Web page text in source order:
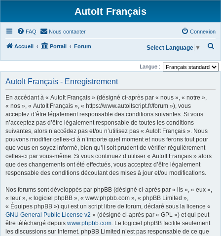
AutoIt Français
FAQ Nous contacter Connexion
Accueil Portail Forum
c
Select Language ▼
Langue :
AutoIt Français - Enregistrement
En accédant à « AutoIt Français » (désigné ci-après par « nous », « notre »,
« nos », « AutoIt Français », « https://www.autoitscript.fr/forum »), vous
acceptez d’être légalement responsable des conditions suivantes. Si vous
n’acceptez pas d’être légalement responsable de toutes les conditions
suivantes, alors n’accédez pas et/ou n’utilisez pas « AutoIt Français ». Nous
pouvons modifier celles-ci à n’importe quel moment et nous ferons tout pour
que vous en soyez informé, bien qu’il soit prudent de vérifier régulièrement
celles-ci par vous-même. Si vous continuez d’utiliser « AutoIt Français » alors
que des changements ont été effectués, vous acceptez d’être légalement
responsable des conditions découlant des mises à jour et/ou modifications.
Nos forums sont développés par phpBB (désigné ci-après par « ils », « eux »,
« leur », « logiciel phpBB », « www.phpbb.com », « phpBB Limited »,
« Équipes phpBB ») qui est un script libre de forum, déclaré sous la licence «
GNU General Public License v2 » (désigné ci-après par « GPL ») et qui peut
être téléchargé depuis www.phpbb.com. Le logiciel phpBB facilite seulement
les discussions sur Internet. phpBB Limited n’est pas responsable de ce que